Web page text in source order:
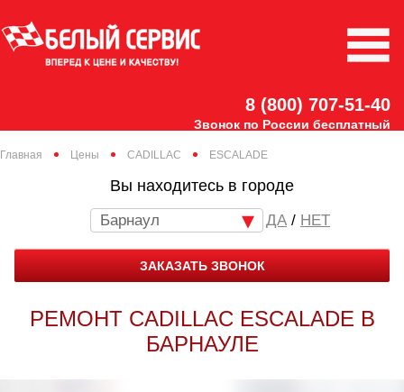
8 (800) 707-51-40
Звонок по России бесплатный
Главная Цены CADILLAC ESCALADE
Вы находитесь в городе
Барнаул / НЕТ
ЗАКАЗАТЬ ЗВОНОК
РЕМОНТ CADILLAC ESCALADE В
БАРНАУЛЕ